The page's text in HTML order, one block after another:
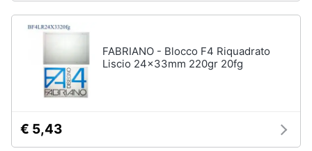
FABRIANO - Blocco F4 Riquadrato
Liscio 24x33mm 220gr 20fg
€ 5,43